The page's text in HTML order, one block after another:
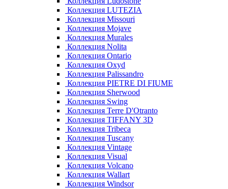
Коллекция LUTEZIA
Коллекция Missouri
Коллекция Mojave
Коллекция Murales
Коллекция Nolita
Коллекция Ontario
Коллекция Oxyd
Коллекция Palissandro
Коллекция PIETRE DI FIUME
Коллекция Sherwood
Коллекция Swing
Коллекция Terre D'Otranto
Коллекция TIFFANY 3D
Коллекция Tribeca
Коллекция Tuscany
Коллекция Vintage
Коллекция Visual
Коллекция Volcano
Коллекция Wallart
Коллекция Windsor